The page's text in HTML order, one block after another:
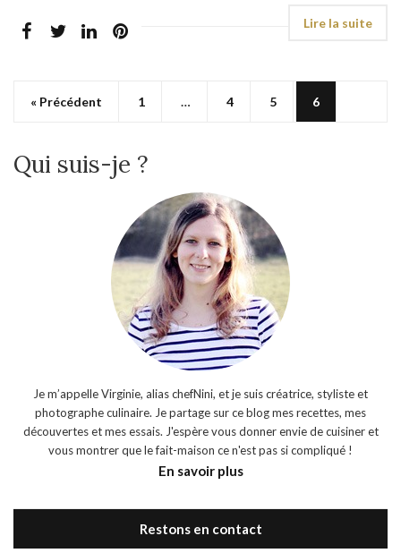
« Précédent 1 … 4 5 6
Qui suis-je ?
Je m’appelle Virginie, alias chefNini, et je suis créatrice, styliste et
photographe culinaire. Je partage sur ce blog mes recettes, mes
découvertes et mes essais. J'espère vous donner envie de cuisiner et
vous montrer que le fait-maison ce n'est pas si compliqué !
En savoir plus
Restons en contact